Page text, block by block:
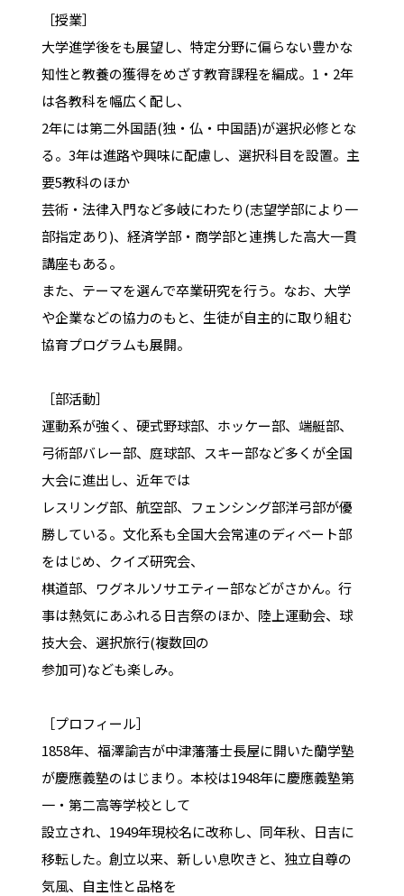
［授業］
大学進学後をも展望し、特定分野に偏らない豊かな
知性と教養の獲得をめざす教育課程を編成。1・2年
は各教科を幅広く配し、
2年には第二外国語(独・仏・中国語)が選択必修とな
る。3年は進路や興味に配慮し、選択科目を設置。主
要5教科のほか
芸術・法律入門など多岐にわたり(志望学部により一
部指定あり)、経済学部・商学部と連携した高大一貫
講座もある。
また、テーマを選んで卒業研究を行う。なお、大学
や企業などの協力のもと、生徒が自主的に取り組む
協育プログラムも展開。
［部活動］
運動系が強く、硬式野球部、ホッケー部、端艇部、
弓術部バレー部、庭球部、スキー部など多くが全国
大会に進出し、近年では
レスリング部、航空部、フェンシング部洋弓部が優
勝している。文化系も全国大会常連のディベート部
をはじめ、クイズ研究会、
棋道部、ワグネルソサエティー部などがさかん。行
事は熱気にあふれる日吉祭のほか、陸上運動会、球
技大会、選択旅行(複数回の
参加可)なども楽しみ。
［プロフィール］
1858年、福澤諭吉が中津藩藩士長屋に開いた蘭学塾
が慶應義塾のはじまり。本校は1948年に慶應義塾第
一・第二高等学校として
設立され、1949年現校名に改称し、同年秋、日吉に
移転した。創立以来、新しい息吹きと、独立自尊の
気風、自主性と品格を